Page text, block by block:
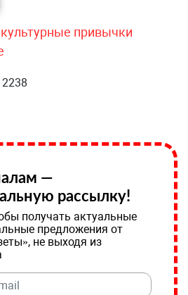
привычки
—
рассылку!
получать актуальные
предложения от
не выходя из